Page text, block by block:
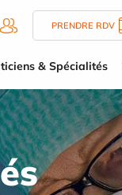
PRENDRE RDV
& Spécialités